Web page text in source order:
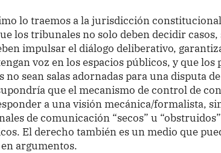
lo traemos a la jurisdicción
los tribunales no solo deben decidir casos,
impulsar el diálogo deliberativo,
voz en los espacios públicos, y que los
no sean salas adornadas para una disputa
que el mecanismo de control de
a una visión mecánica/formalista,
de comunicación “secos” u
El derecho también es un medio que
argumentos.